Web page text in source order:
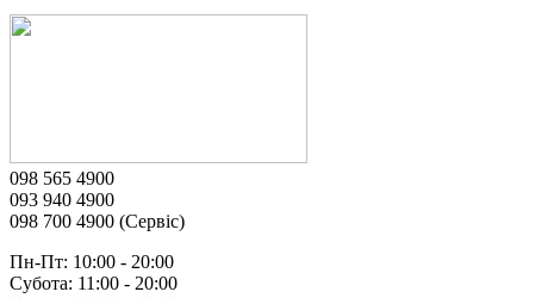
098 565 4900
093 940 4900
098 700 4900 (Сервіс)
Пн-Пт: 10:00 - 20:00
Субота: 11:00 - 20:00